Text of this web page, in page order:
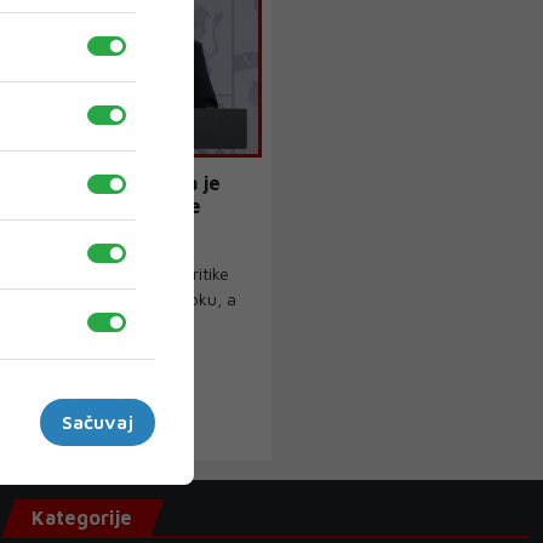
ministar: "Španjolska je
Španjolci: "To je
je odbacila izraelske kritike
o sukobu na Bliskom istoku, a
Sačuvaj
Kategorije